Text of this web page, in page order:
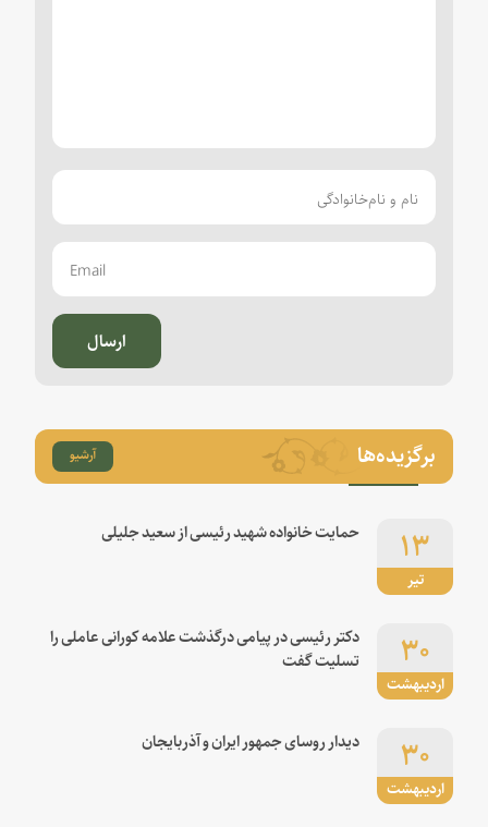
ارسال
برگزیده‌ها آرشیو
تیر
۱۳ حمایت خانواده شهید رئیسی از سعید جلیلی
اردیبهشت
۳۰
دکتر رئیسی در پیامی درگذشت علامه کورانی عاملی را
تسلیت گفت
اردیبهشت
۳۰ دیدار روسای جمهور ایران و آذربایجان